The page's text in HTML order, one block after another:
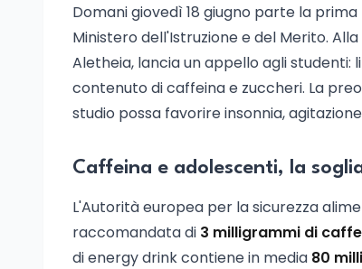
Domani giovedì 18 giugno parte la
Ministero dell'Istruzione e del Merito.
Aletheia, lancia un appello agli
contenuto di caffeina e zuccheri. La
studio possa favorire insonnia,
Caffeina e adolescenti, la
L'Autorità europea per la sicurezza
raccomandata di 3 milligrammi di
di energy drink contiene in media 80